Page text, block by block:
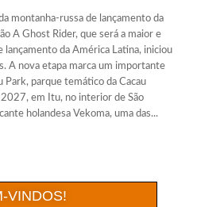
montanha-russa de lançamento da
A Ghost Rider, que será a maior e
lançamento da América Latina, iniciou
A nova etapa marca um importante
Park, parque temático da Cacau
em Itu, no interior de São
holandesa Vekoma, uma das...
VINDOS!